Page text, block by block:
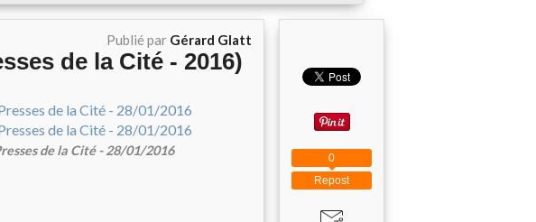
Publié par Gérard Glatt
de la Cité - 2016)
de la Cité - 28/01/2016
Repost
0